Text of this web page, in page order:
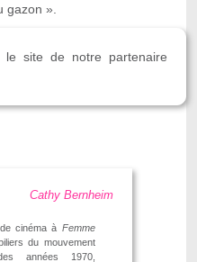
gazon ».
le site de notre partenaire
Cathy Bernheim
cinéma à Femme
du mouvement
années 1970,